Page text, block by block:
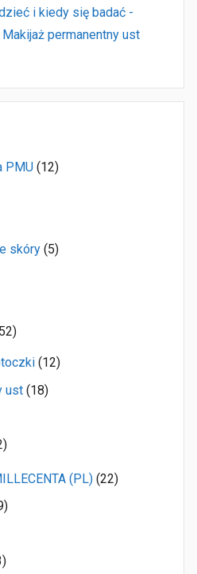
i kiedy się badać -
Makijaż permanentny ust
PMU (12)
skóry (5)
(12)
ust (18)
(PL) (22)